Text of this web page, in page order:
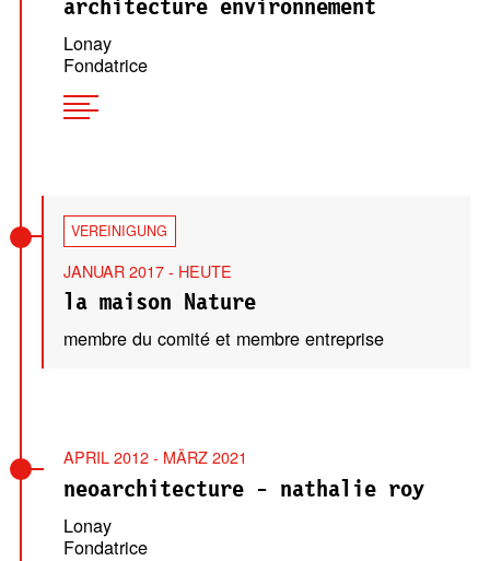
Lonay
Fondatrice
VEREINIGUNG
JANUAR 2017 - HEUTE
la maison Nature
membre du comité et membre entreprise
APRIL 2012 - MÄRZ 2021
neoarchitecture - nathalie roy
Lonay
Fondatrice